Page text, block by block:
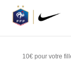
Allez
au
contenu
première